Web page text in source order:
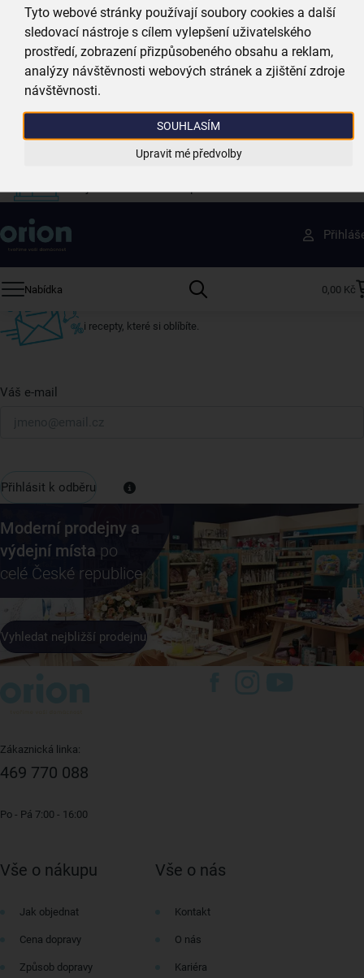
Tyto webové stránky používají soubory cookies a další
sledovací nástroje s cílem vylepšení uživatelského
prostředí, zobrazení přizpůsobeného obsahu a reklam,
analýzy návštěvnosti webových stránek a zjištění zdroje
návštěvnosti.
SOUHLASÍM
Upravit mé předvolby
Zboží doručujeme rychle
máme téměr vše skladem
4 000 kvalitních produktů
Nabídka 0,00 Kč
Získejte rady, recepty a tipy na slevy dřív než
ostatní
Přihlaste se k odběru našeho newsletteru.
i recepty, které si oblíbíte.
Váš e-mail
Přihlásit k odběru
Moderní prodejny a
výdejní místa po
celé České republice
Vyhledat nejbližší prodejnu
Zákaznická linka:
469 770 088
Po - Pá 7:00 - 16:00
Vše o nákupu
Jak objednat
Cena dopravy
Způsob dopravy
Vše o nás
Kontakt
O nás
Kariéra